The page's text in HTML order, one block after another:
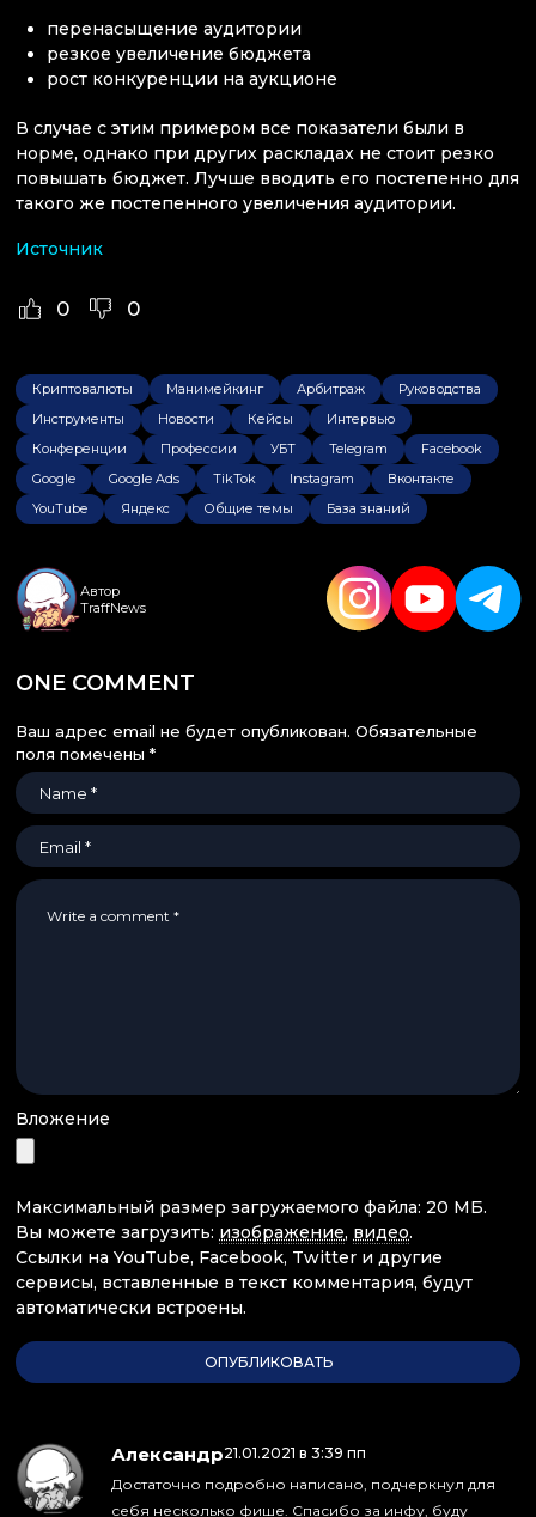
перенасыщение аудитории
резкое увеличение бюджета
рост конкуренции на аукционе
В случае с этим примером все показатели были в
норме, однако при других раскладах не стоит резко
повышать бюджет. Лучше вводить его постепенно для
такого же постепенного увеличения аудитории.
Источник
0 0
Криптовалюты Манимейкинг Арбитраж
Руководства
Инструменты
Новости Кейсы
Интервью
Конференции
Профессии УБТ Telegram
Facebook
Google
Google Ads TikTok Instagram
Вконтакте
YouTube
Яндекс Общие темы База знаний
Автор
TraffNews
ONE COMMENT
Ваш адрес email не будет опубликован. Обязательные
поля помечены *
Вложение
Максимальный размер загружаемого файла: 20 МБ.
Вы можете загрузить: изображение, видео.
Ссылки на YouTube, Facebook, Twitter и другие
сервисы, вставленные в текст комментария, будут
автоматически встроены.
Александр:21.01.2021 в 3:39 пп
Достаточно подробно написано, подчеркнул для
себя несколько фише. Спасибо за инфу, буду